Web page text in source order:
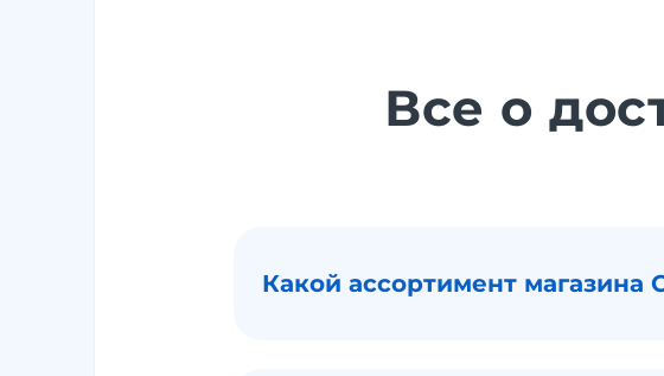
Все о
Какой ассортимент магазина